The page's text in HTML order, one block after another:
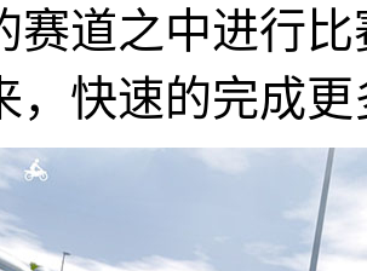
赛道之中进行
，快速的完成